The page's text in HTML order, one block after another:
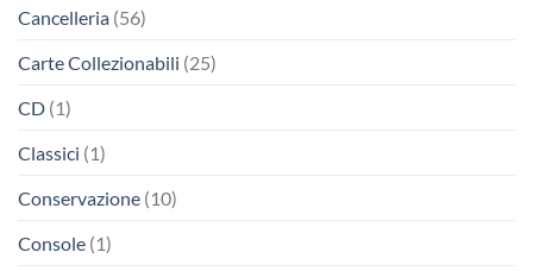
Cancelleria (56)
Carte Collezionabili (25)
CD (1)
Classici (1)
Conservazione (10)
Console (1)